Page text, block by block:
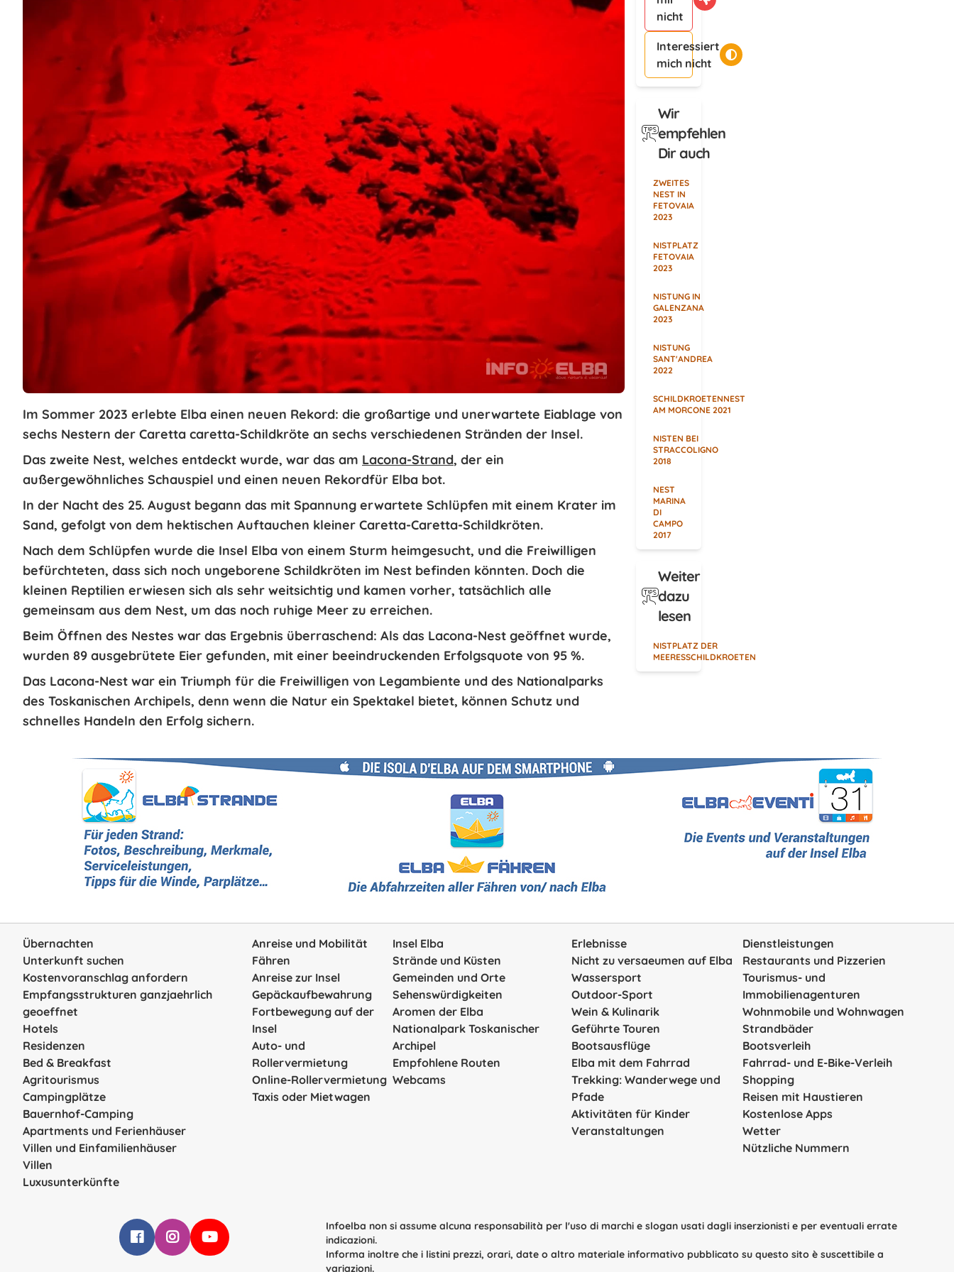
Im Sommer 2023 erlebte Elba einen neuen Rekord: die großartige und unerwartete Eiablage von
sechs Nestern der Caretta caretta-Schildkröte an sechs verschiedenen Stränden der Insel.
Das zweite Nest, welches entdeckt wurde, war das am Lacona-Strand, der ein
außergewöhnliches Schauspiel und einen neuen Rekordfür Elba bot.
In der Nacht des 25. August begann das mit Spannung erwartete Schlüpfen mit einem Krater im
Sand, gefolgt von dem hektischen Auftauchen kleiner Caretta-Caretta-Schildkröten.
Nach dem Schlüpfen wurde die Insel Elba von einem Sturm heimgesucht, und die Freiwilligen
befürchteten, dass sich noch ungeborene Schildkröten im Nest befinden könnten. Doch die
kleinen Reptilien erwiesen sich als sehr weitsichtig und kamen vorher, tatsächlich alle
gemeinsam aus dem Nest, um das noch ruhige Meer zu erreichen.
Beim Öffnen des Nestes war das Ergebnis überraschend: Als das Lacona-Nest geöffnet wurde,
wurden 89 ausgebrütete Eier gefunden, mit einer beeindruckenden Erfolgsquote von 95 %.
Das Lacona-Nest war ein Triumph für die Freiwilligen von Legambiente und des Nationalparks
des Toskanischen Archipels, denn wenn die Natur ein Spektakel bietet, können Schutz und
schnelles Handeln den Erfolg sichern.
nicht
Interessiert
mich nicht
Wir
empfehlen
Dir auch
ZWEITES
NEST IN
FETOVAIA
2023
NISTPLATZ
FETOVAIA
2023
NISTUNG IN
GALENZANA
2023
NISTUNG
SANT'ANDREA
2022
SCHILDKROETENNEST
AM MORCONE 2021
NISTEN BEI
STRACCOLIGNO
2018
NEST
MARINA
DI
CAMPO
2017
Weiter
dazu
lesen
NISTPLATZ DER
MEERESSCHILDKROETEN
Übernachten
Unterkunft suchen
Kostenvoranschlag anfordern
Empfangsstrukturen ganzjaehrlich
geoeffnet
Hotels
Residenzen
Bed & Breakfast
Agritourismus
Campingplätze
Bauernhof-Camping
Apartments und Ferienhäuser
Villen und Einfamilienhäuser
Villen
Luxusunterkünfte
Anreise und Mobilität
Fähren
Anreise zur Insel
Gepäckaufbewahrung
Fortbewegung auf der
Insel
Auto- und
Rollervermietung
Online-Rollervermietung
Taxis oder Mietwagen
Insel Elba
Strände und Küsten
Gemeinden und Orte
Sehenswürdigkeiten
Aromen der Elba
Nationalpark Toskanischer
Archipel
Empfohlene Routen
Webcams
Erlebnisse
Nicht zu versaeumen auf Elba
Wassersport
Outdoor-Sport
Wein & Kulinarik
Geführte Touren
Bootsausflüge
Elba mit dem Fahrrad
Trekking: Wanderwege und
Pfade
Aktivitäten für Kinder
Veranstaltungen
Dienstleistungen
Restaurants und Pizzerien
Tourismus- und
Immobilienagenturen
Wohnmobile und Wohnwagen
Strandbäder
Bootsverleih
Fahrrad- und E-Bike-Verleih
Shopping
Reisen mit Haustieren
Kostenlose Apps
Wetter
Nützliche Nummern
Infoelba su Facebook
Infoelba su Instagram
Infoelba su YouTube
Infoelba non si assume alcuna responsabilità per l'uso di marchi e slogan usati dagli inserzionisti e per eventuali errate
indicazioni.
Informa inoltre che i listini prezzi, orari, date o altro materiale informativo pubblicato su questo sito è suscettibile a
variazioni.